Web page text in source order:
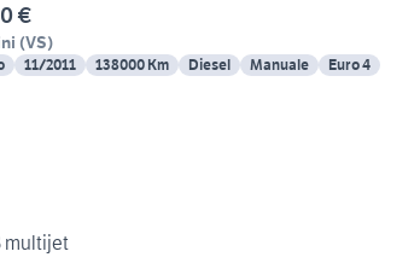
€
(VS)
11/2011 138000 Km Diesel Manuale Euro 4
multijet